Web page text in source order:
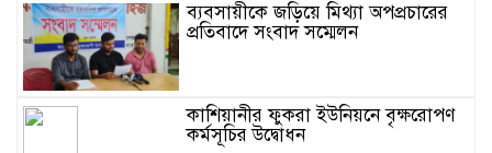
ব্যবসায়ীকে জড়িয়ে মিথ্যা অপপ্রচারের
প্রতিবাদে সংবাদ সম্মেলন
কাশিয়ানীর ফুকরা ইউনিয়নে বৃক্ষরোপণ
কর্মসূচির উদ্বোধন